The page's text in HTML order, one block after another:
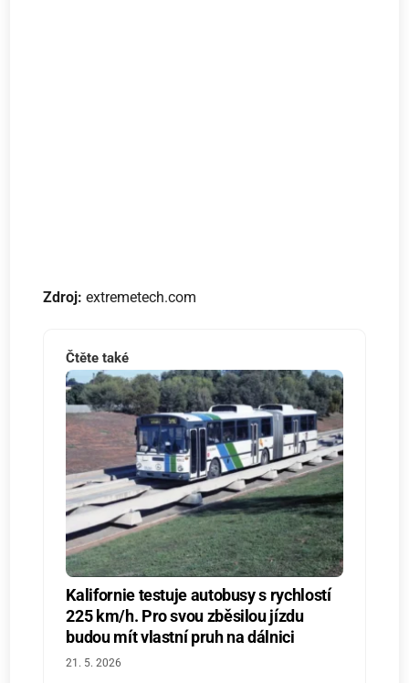
Zdroj:extremetech.com
Čtěte také
Kalifornie testuje autobusy s rychlostí
225 km/h. Pro svou zběsilou jízdu
budou mít vlastní pruh na dálnici
21. 5. 2026